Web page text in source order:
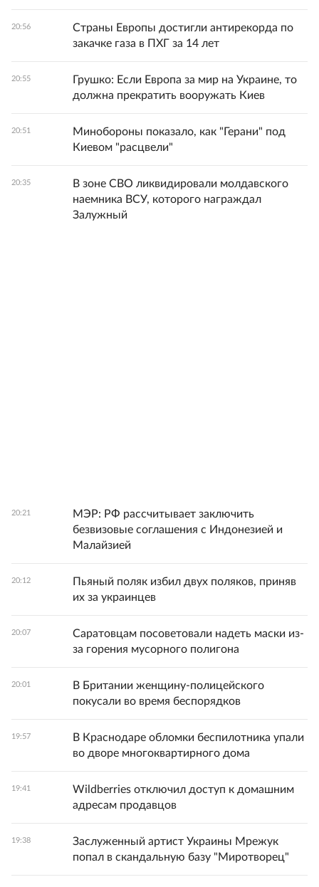
20:56
Страны Европы достигли антирекорда по
закачке газа в ПХГ за 14 лет
20:55
Грушко: Если Европа за мир на Украине, то
должна прекратить вооружать Киев
20:51
Минобороны показало, как "Герани" под
Киевом "расцвели"
20:35
В зоне СВО ликвидировали молдавского
наемника ВСУ, которого награждал
Залужный
20:21
МЭР: РФ рассчитывает заключить
безвизовые соглашения с Индонезией и
Малайзией
20:12
Пьяный поляк избил двух поляков, приняв
их за украинцев
20:07
Саратовцам посоветовали надеть маски из-
за горения мусорного полигона
20:01
В Британии женщину-полицейского
покусали во время беспорядков
19:57
В Краснодаре обломки беспилотника упали
во дворе многоквартирного дома
19:41
Wildberries отключил доступ к домашним
адресам продавцов
19:38
Заслуженный артист Украины Мрежук
попал в скандальную базу "Миротворец"